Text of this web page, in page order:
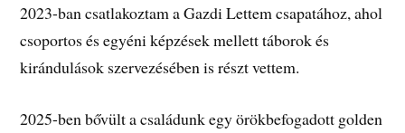
2023-ban csatlakoztam a Gazdi Lettem csapatához, ahol
csoportos és egyéni képzések mellett táborok és
kirándulások szervezésében is részt vettem.
2025-ben bővült a családunk egy örökbefogadott golden